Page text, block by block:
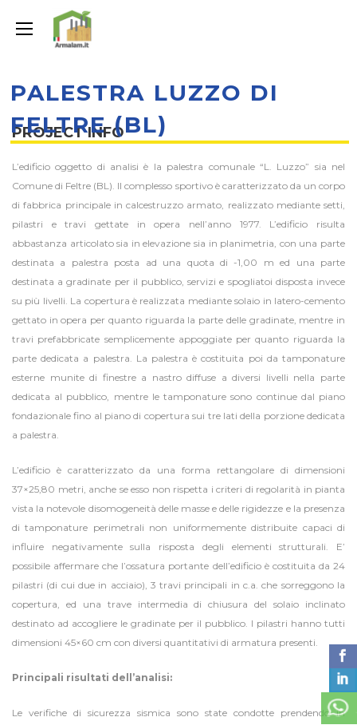
PALESTRA LUZZO DI
FELTRE (BL)
PROJECT INFO
L’edificio oggetto di analisi è la palestra comunale “L. Luzzo” sia nel
Comune di Feltre (BL). Il complesso sportivo è caratterizzato da un corpo
di fabbrica principale in calcestruzzo armato, realizzato mediante setti,
pilastri e travi gettate in opera nell’anno 1977. L’edificio risulta
abbastanza articolato sia in elevazione sia in planimetria, con una parte
destinata a palestra posta ad una quota di -1,00 m ed una parte
destinata a gradinate per il pubblico, servizi e spogliatoi disposta invece
su più livelli. La copertura è realizzata mediante solaio in latero-cemento
gettato in opera per quanto riguarda la parte delle gradinate, mentre in
travi prefabbricate semplicemente appoggiate per quanto riguarda la
parte dedicata a palestra. La palestra è costituita poi da tamponature
esterne munite di finestre a nastro diffuse a diversi livelli nella parte
dedicata al pubblico, mentre le tamponature sono continue dal piano
fondazionale fino al piano di copertura sui tre lati della porzione dedicata
a palestra.
L’edificio è caratterizzato da una forma rettangolare di dimensioni
37×25,80 metri, anche se esso non rispetta i criteri di regolarità in pianta
vista la notevole disomogeneità delle masse e delle rigidezze e la presenza
di tamponature perimetrali non uniformemente distribuite capaci di
influire negativamente sulla risposta degli elementi strutturali. E’
possibile affermare che l’ossatura portante dell’edificio è costituita da 24
pilastri (di cui due in acciaio), 3 travi principali in c.a. che sorreggono la
copertura, ed una trave intermedia di chiusura del solaio inclinato
destinato ad accogliere le gradinate per il pubblico. I pilastri hanno tutti
dimensioni 45×60 cm con diversi quantitativi di armatura presenti.
Principali risultati dell’analisi:
Le verifiche di sicurezza sismica sono state condotte prendendo in